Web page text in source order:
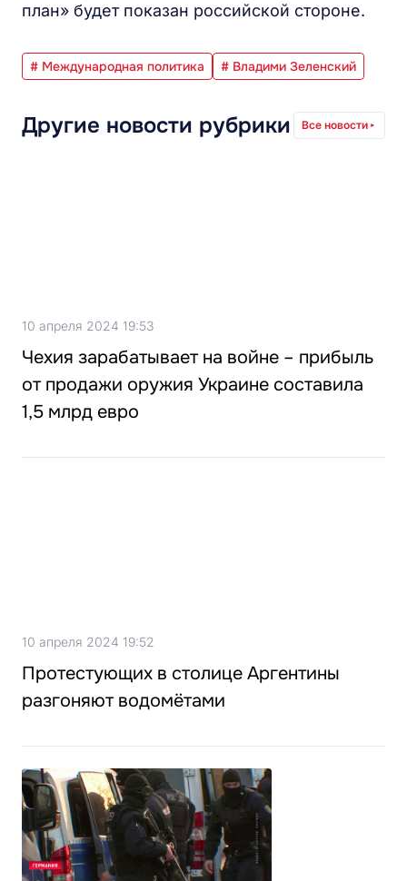
план» будет показан российской стороне.
# Международная политика # Владими Зеленский
Другие новости рубрики Все новости
10 апреля 2024 19:53
Чехия зарабатывает на войне – прибыль
от продажи оружия Украине составила
1,5 млрд евро
10 апреля 2024 19:52
Протестующих в столице Аргентины
разгоняют водомётами